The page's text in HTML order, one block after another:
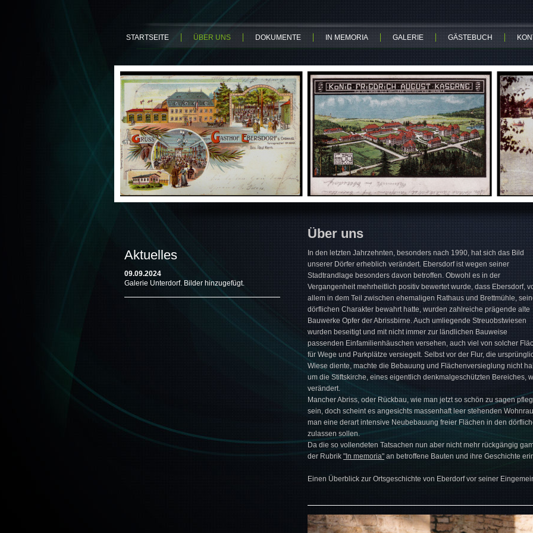
STARTSEITE ÜBER UNS DOKUMENTE IN MEMORIA GALERIE GÄSTEBUCH
Aktuelles
09.09.2024
Galerie Unterdorf. Bilder hinzugefügt.
Über uns
In den letzten Jahrzehnten, besonders nach 1990, hat sich das Bild
unserer Dörfer erheblich verändert. Ebersdorf ist wegen seiner
Stadtrandlage besonders davon betroffen. Obwohl es in der
Vergangenheit mehrheitlich positiv bewertet wurde, dass Ebersdorf,
allem in dem Teil zwischen ehemaligen Rathaus und Brettmühle,
dörflichen Charakter bewahrt hatte, wurden zahlreiche prägende alte
Bauwerke Opfer der Abrissbirne. Auch umliegende Streuobstwiesen
wurden beseitigt und mit nicht immer zur ländlichen Bauweise
passenden Einfamilienhäuschen versehen, auch viel von solcher
für Wege und Parkplätze versiegelt. Selbst vor der Flur, die
Wiese diente, machte die Bebauung und Flächenversieglung nicht
um die Stiftskirche, eines eigentlich denkmalgeschützten Bereiches,
verändert.
Mancher Abriss, oder Rückbau, wie man jetzt so schön zu sagen
sein, doch scheint es angesichts massenhaft leer stehenden
man eine derart intensive Neubebauung freier Flächen in den
zulassen sollen.
Da die so vollendeten Tatsachen nun aber nicht mehr rückgängig
der Rubrik "In memoria" an betroffene Bauten und ihre Geschichte
Einen Überblick zur Ortsgeschichte von Eberdorf vor seiner